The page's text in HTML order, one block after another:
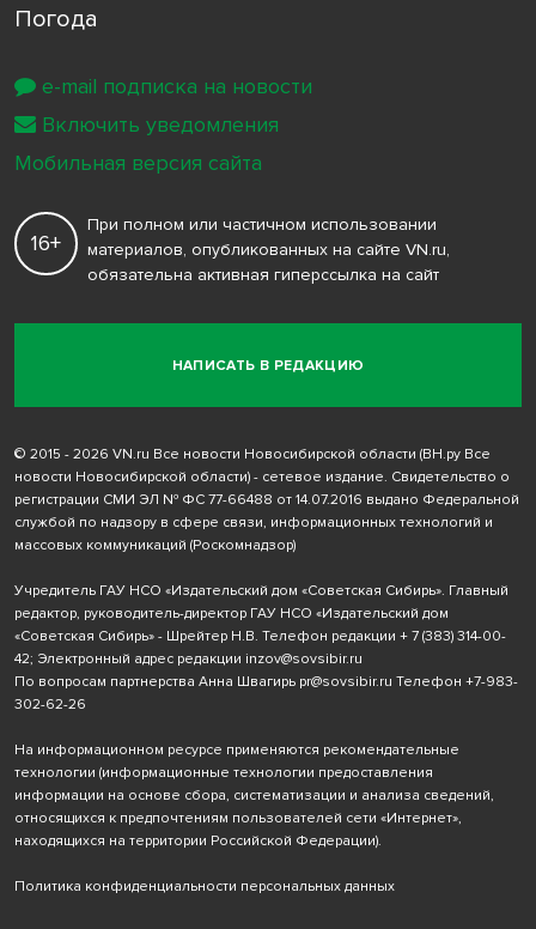
Погода
НАПИСАТЬ В РЕДАКЦИЮ
16+
При полном или частичном использовании
материалов, опубликованных на сайте VN.ru,
обязательна активная гиперссылка на сайт
© 2015 - 2026 VN.ru Все новости Новосибирской области (ВН.ру Все
новости Новосибирской области) - сетевое издание. Свидетельство о
регистрации СМИ ЭЛ № ФС 77-66488 от 14.07.2016 выдано Федеральной
службой по надзору в сфере связи, информационных технологий и
массовых коммуникаций (Роскомнадзор)
Учредитель ГАУ НСО «Издательский дом «Советская Сибирь». Главный
редактор, руководитель-директор ГАУ НСО «Издательский дом
«Советская Сибирь» - Шрейтер Н.В. Телефон редакции + 7 (383) 314-00-
42; Электронный адрес редакции inzov@sovsibir.ru
По вопросам партнерства Анна Швагирь pr@sovsibir.ru Телефон +7-983-
302-62-26
На информационном ресурсе применяются рекомендательные
технологии (информационные технологии предоставления
информации на основе сбора, систематизации и анализа сведений,
относящихся к предпочтениям пользователей сети «Интернет»,
находящихся на территории Российской Федерации).
Политика конфиденциальности персональных данных
e-mail подписка на новости
Включить уведомления
Мобильная версия сайта